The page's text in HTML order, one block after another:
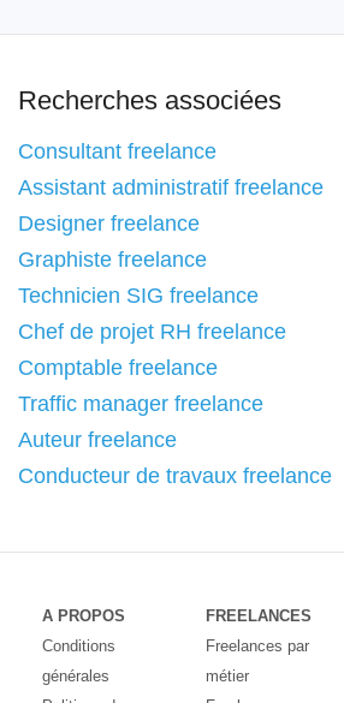
Recherches associées
Consultant freelance
Assistant administratif freelance
Designer freelance
Graphiste freelance
Technicien SIG freelance
Chef de projet RH freelance
Comptable freelance
Traffic manager freelance
Auteur freelance
Conducteur de travaux freelance
A PROPOS
Conditions
générales
FREELANCES
Freelances par
métier